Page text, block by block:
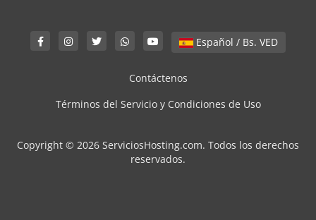
Español / Bs. VED
Contáctenos
Términos del Servicio y Condiciones de Uso
Copyright © 2026 ServiciosHosting.com. Todos los derechos
reservados.